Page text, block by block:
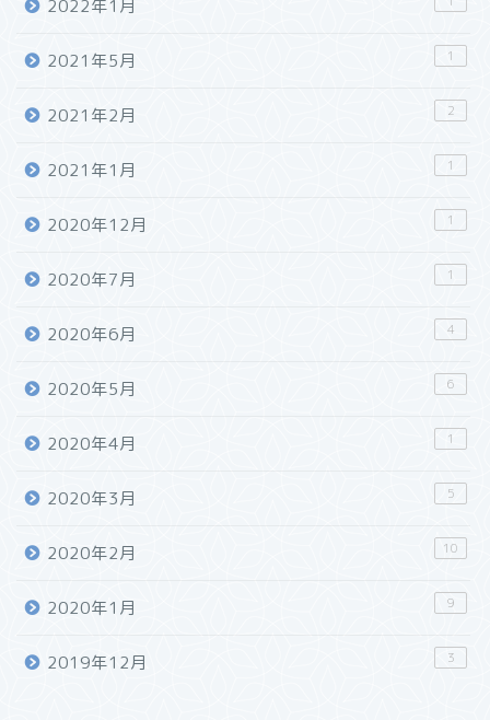
2022年1月
2021年5月 1
2021年2月 2
2021年1月 1
2020年12月 1
2020年7月 1
2020年6月 4
2020年5月 6
2020年4月 1
2020年3月 5
2020年2月 10
2020年1月 9
2019年12月 3